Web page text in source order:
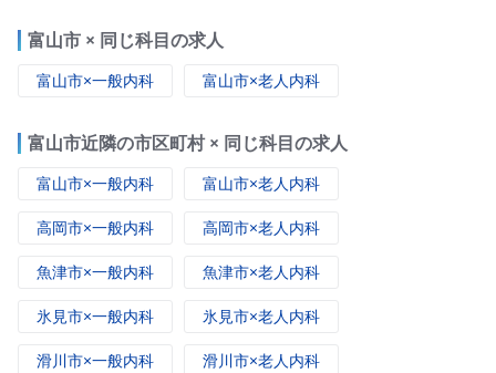
富山市 × 同じ科目の求人
富山市×一般内科 富山市×老人内科
富山市近隣の市区町村 × 同じ科目の求人
富山市×一般内科 富山市×老人内科
高岡市×一般内科 高岡市×老人内科
魚津市×一般内科 魚津市×老人内科
氷見市×一般内科 氷見市×老人内科
滑川市×一般内科 滑川市×老人内科